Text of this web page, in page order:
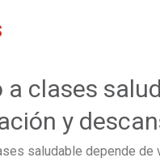
a clases
y
saludable depende de